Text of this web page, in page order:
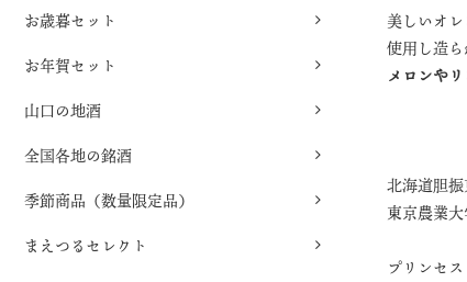
お歳暮セット
お年賀セット
山口の地酒
全国各地の銘酒
季節商品（数量限定品）
まえつるセレクト
美しいオ
使用し造
メロンや
北海道胆
東京農業
プリンセ